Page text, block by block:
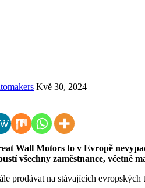
Kvě 30, 2024
všechny zaměstnance, včetně
prodávat na stávajících